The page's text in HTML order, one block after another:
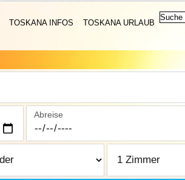
TOSKANA INFOS TOSKANA URLAUB
Abreise